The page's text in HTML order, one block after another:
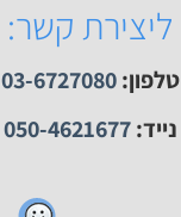
ליצירת קשר:
טלפון:03-6727080
נייד:050-4621677